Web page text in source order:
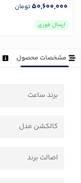
50,600,000تومان
ارسال فوری
مشخصات محصول
برند ساعت
کالکشن مدل
اصالت برند